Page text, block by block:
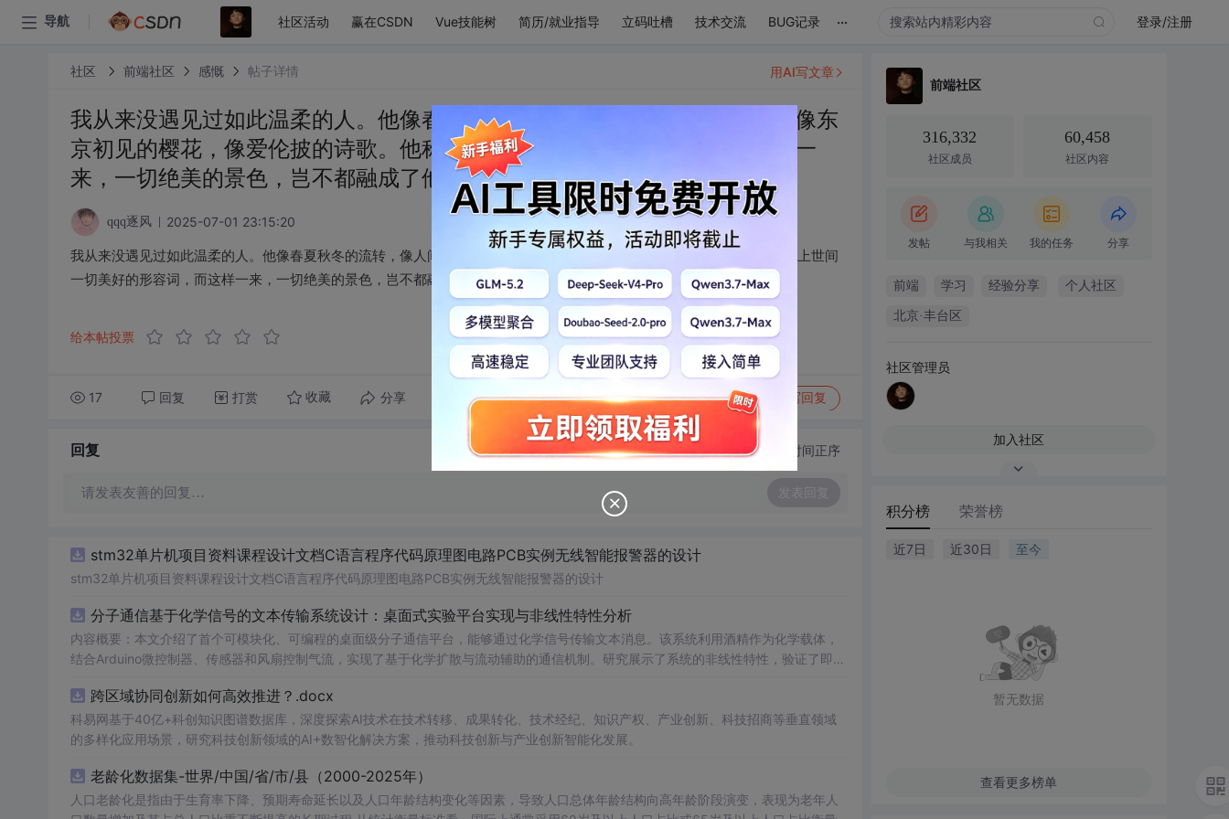
导航 社区活动 赢在CSDN Vue技能树 简历/就业指导 立码吐槽 技术交流 BUG记录 ... 登录/注册
社区 前端社区 感慨 帖子详情
我从来没遇见过如此温柔的人。他像春夏秋冬的流转，像人间错落的烟火，像东
京初见的樱花，像爱伦披的诗歌。他称得上世间一切美好的形容词，而这样一
来，一切绝美的景色，岂不都融成了他眼底的一片波光潋滟的清澈
qqq逐风 2025-07-01 23:15:20
我从来没遇见过如此温柔的人。他像春夏秋冬的流转，像人间错落的烟火，像东京初见的樱花，像爱伦披的诗歌。他称得上世间
一切美好的形容词，而这样一来，一切绝美的景色，岂不都融成了他眼底的一片波光潋滟的清澈
给本帖投票
17 回复 打赏 收藏 分享 转发到动态 举报 写回复
用AI写文章
回复 切换为时间正序
请发表友善的回复… 发表回复
stm32单片机项目资料课程设计文档C语言程序代码原理图电路PCB实例无线智能报警器的设计
stm32单片机项目资料课程设计文档C语言程序代码原理图电路PCB实例无线智能报警器的设计
分子通信基于化学信号的文本传输系统设计：桌面式实验平台实现与非线性特性分析
内容概要：本文介绍了首个可模块化、可编程的桌面级分子通信平台，能够通过化学信号传输文本消息。该系统利用酒精作为化学载体，
结合Arduino微控制器、传感器和风扇控制气流，实现了基于化学扩散与流动辅助的通信机制。研究展示了系统的非线性特性，验证了即使
本、易复现的硬件平台。; 适合人群：具备电子工程、通信系统或交叉学科背景，从事纳米技术、生物通信或新型通信系统研究的科研人员
及研究生。; 使用场景及目标：①用于教学演示和科研实验中展示分子通信的基本原理；②作为测试平台研究非线性信道建模、环境干
扰、流量调控对通信性能的影响；③推动面向管道、地下、水下或体内等电磁不可行场景的替代通信技术发展。; 阅读建议：此资源强调
分子通信系统的实际挑战与优化方向。
跨区域协同创新如何高效推进？.docx
科易网基于40亿+科创知识图谱数据库，深度探索AI技术在技术转移、成果转化、技术经纪、知识产权、产业创新、科技招商等垂直领域
的多样化应用场景，研究科技创新领域的AI+数智化解决方案，推动科技创新与产业创新智能化发展。
老龄化数据集-世界/中国/省/市/县（2000-2025年）
人口老龄化是指由于生育率下降、预期寿命延长以及人口年龄结构变化等因素，导致人口总体年龄结构向高年龄阶段演变，表现为老年人
前端社区
316,332
社区成员
60,458
社区内容
发帖 与我相关 我的任务 分享
前端 学习 经验分享 个人社区
北京·丰台区
社区管理员
加入社区
积分榜 荣誉榜
近7日 近30日 至今
暂无数据
查看更多榜单